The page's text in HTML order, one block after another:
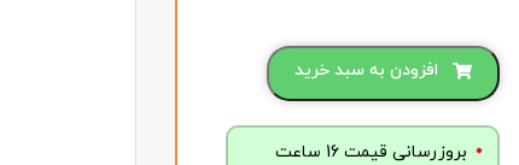
افزودن به سبد خرید
بروزرسانی قیمت 16 ساعت